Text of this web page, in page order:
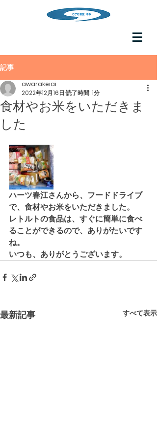
記事
食材やお米をいただきま
した
awarakeiai
2022年12月16日読了時間: 1分
ハーツ春江さんから、フードドライブ
で、食材やお米をいただきました。
レトルトの食品は、すぐに簡単に食べ
ることができるので、ありがたいです
ね。
いつも、ありがとうございます。
最新記事 すべて表示